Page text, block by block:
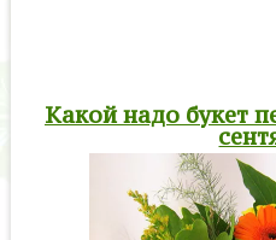
Какой надо букет